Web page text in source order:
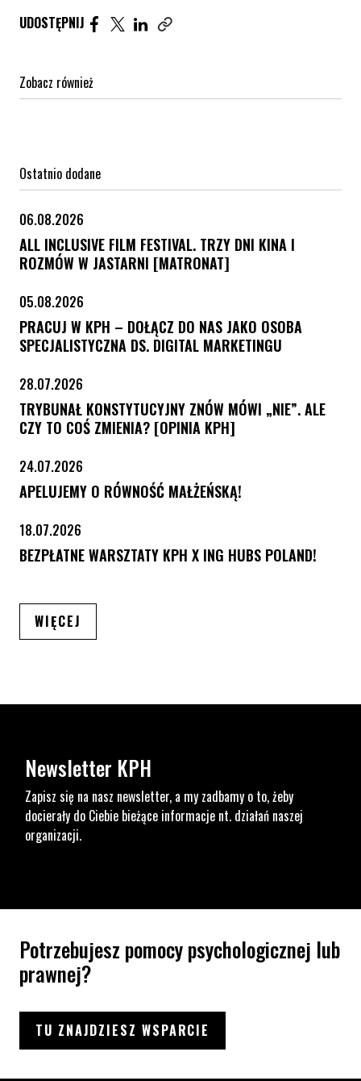
UDOSTĘPNIJ Udostępnij artykuł na Facebook. Strona otwiera się
Udostępnij artykuł na Twitter. Strona otwiera
Udostępnij artykuł na Linkedin. Strona
Zobacz również
Ostatnio dodane
06.08.2026
ALL INCLUSIVE FILM FESTIVAL. TRZY DNI KINA I
ROZMÓW W JASTARNI [MATRONAT]
05.08.2026
PRACUJ W KPH – DOŁĄCZ DO NAS JAKO OSOBA
SPECJALISTYCZNA DS. DIGITAL MARKETINGU
28.07.2026
TRYBUNAŁ KONSTYTUCYJNY ZNÓW MÓWI „NIE”. ALE
CZY TO COŚ ZMIENIA? [OPINIA KPH]
24.07.2026
APELUJEMY O RÓWNOŚĆ MAŁŻEŃSKĄ!
18.07.2026
BEZPŁATNE WARSZTATY KPH X ING HUBS POLAND!
WIĘCEJ
Newsletter KPH
Zapisz się na nasz newsletter, a my zadbamy o to, żeby
docierały do Ciebie bieżące informacje nt. działań naszej
organizacji.
Potrzebujesz pomocy psychologicznej lub
prawnej?
TU ZNAJDZIESZ WSPARCIE